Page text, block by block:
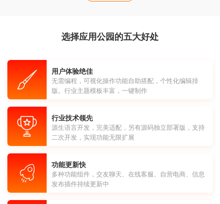
选择应用公园的五大好处
用户体验绝佳
无需编程，可视化操作功能自助搭配，个性化编辑排
版。行业主题模板丰富，一键制作
行业技术领先
源生语言开发，完美适配，另有源码独立部署版，支持
二次开发，实现功能无限扩展
功能更新快
多种功能组件，交友聊天、在线客服、自营电商、信息
发布插件持续更新中